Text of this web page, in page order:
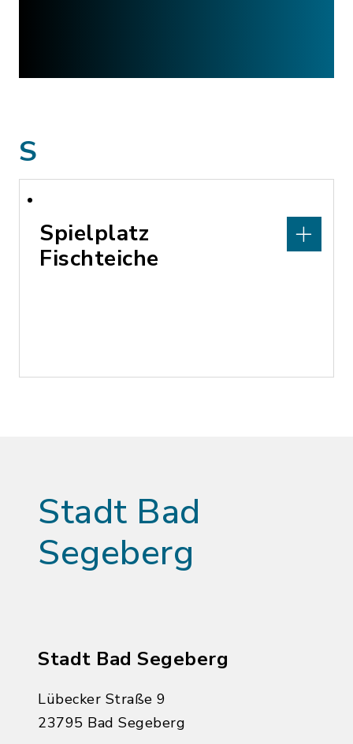
S
Spielplatz
Fischteiche
Stadt Bad
Segeberg
Stadt Bad Segeberg
Lübecker Straße 9
23795 Bad Segeberg